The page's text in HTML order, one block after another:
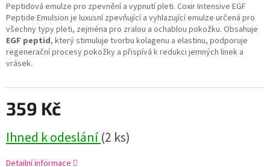
359 Kč
Ihned k odeslání(2 ks)
Peptidová emulze pro zpevnění a vypnutí pleti. Coxir Intensive EGF
Peptide Emulsion je luxusní zpevňující a vyhlazující emulze určená pro
všechny typy pleti, zejména pro zralou a ochablou pokožku. Obsahuje
EGF peptid, který stimuluje tvorbu kolagenu a elastinu, podporuje
regenerační procesy pokožky a přispívá k redukci jemných linek a
vrásek.
Detailní informace